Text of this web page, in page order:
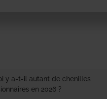
y a-t-il autant de chenilles
en 2026 ?